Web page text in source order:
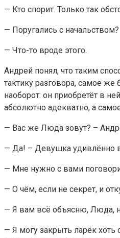
— Кто спорит. Только так
— Поругались с начальством?
— Что-то вроде этого.
Андрей понял, что таким
тактику разговора, самое
наоборот: он приобретёт в
абсолютно адекватно, а
— Вас же Люда зовут? –
— Да! – Девушка удивлённо
— Мне нужно с вами
— О чём, если не секрет, и
— Я вам всё объясню, Люда,
— Я могу закрыть ларёк хоть